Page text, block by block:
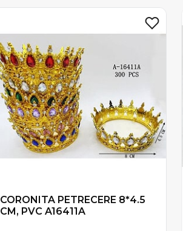
CORONITA PETRECERE 8*4.5
CM, PVC A16411A